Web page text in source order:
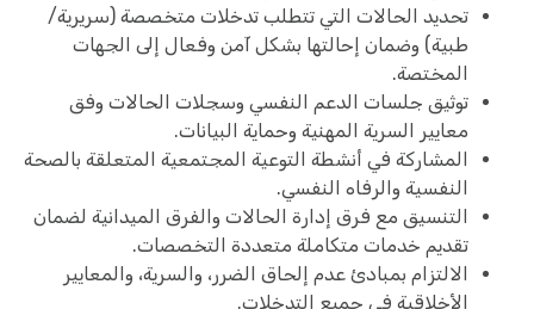
تحديد الحالات التي تتطلب تدخلات متخصصة (سريرية/
طبية) وضمان إحالتها بشكل آمن وفعال إلى الجهات
المختصة.
توثيق جلسات الدعم النفسي وسجلات الحالات وفق
معايير السرية المهنية وحماية البيانات.
المشاركة في أنشطة التوعية المجتمعية المتعلقة بالصحة
النفسية والرفاه النفسي.
التنسيق مع فرق إدارة الحالات والفرق الميدانية لضمان
تقديم خدمات متكاملة متعددة التخصصات.
الالتزام بمبادئ عدم إلحاق الضرر، والسرية، والمعايير
الأخلاقية في جميع التدخلات.